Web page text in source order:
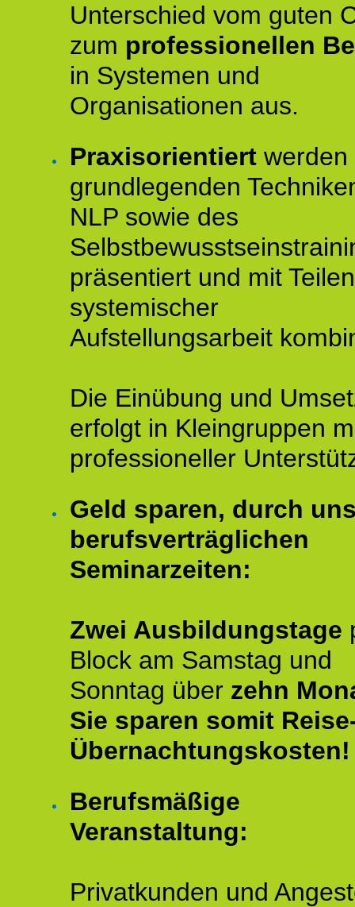
Unterschied vom guten
zum professionellen
in Systemen und
Organisationen aus.
Praxisorientiert werden
grundlegenden
NLP sowie des
präsentiert und mit Teilen
systemischer
Aufstellungsarbeit
Die Einübung und
erfolgt in Kleingruppen
professioneller
Geld sparen, durch
berufsverträglichen
Seminarzeiten:
Zwei Ausbildungstage
Block am Samstag und
Sonntag über zehn
Sie sparen somit
Übernachtungskosten!
Berufsmäßige
Veranstaltung:
Privatkunden und